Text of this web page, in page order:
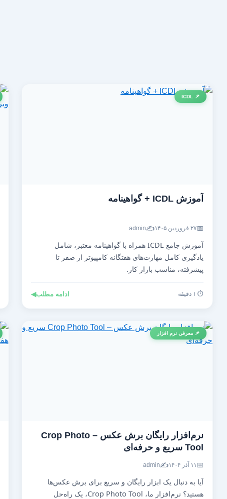
📌 ICDL
آموزش ICDL + گواهینامه
📅۲۷ فروردین ۱۴۰۵ ✍️
admin
آموزش جامع ICDL همراه با گواهینامه معتبر، شامل
یادگیری کامل مهارت‌های هفتگانه کامپیوتر از صفر تا
پیشرفته، مناسب بازار کار.
⏱️ ۱ دقیقه ادامه مطلب◀
📌 معرفی نرم افزار
نرم‌افزار رایگان برش عکس – Crop Photo
Tool سریع و حرفه‌ای
📅 ۱۱ آذر ۱۴۰۴ ✍️
admin
آیا به دنبال یک ابزار رایگان و سریع برای برش عکس‌ها
هستید؟ نرم‌افزار ما، Crop Photo Tool، یک راه‌حل